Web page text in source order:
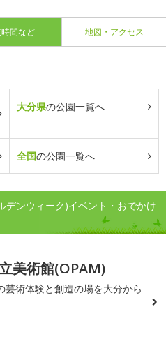
間など 地図・アクセス
大分県の公園一覧へ
全国の公園一覧へ
デンウィーク)イベント・おでかけ
美術館(OPAM)
芸術体験と創造の場を大分から